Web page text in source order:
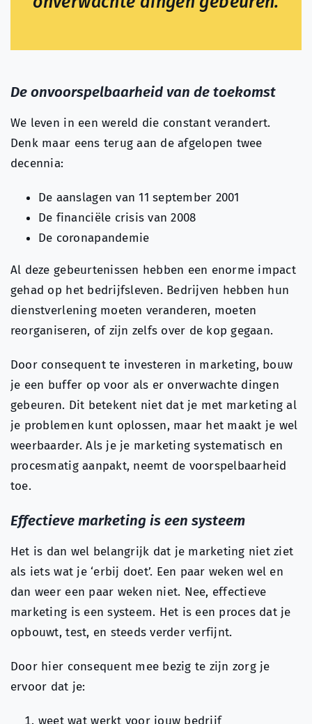
De onvoorspelbaarheid van de toekomst
We leven in een wereld die constant verandert.
Denk maar eens terug aan de afgelopen twee
decennia:
De aanslagen van 11 september 2001
De financiële crisis van 2008
De coronapandemie
Al deze gebeurtenissen hebben een enorme impact
gehad op het bedrijfsleven. Bedrijven hebben hun
dienstverlening moeten veranderen, moeten
reorganiseren, of zijn zelfs over de kop gegaan.
Door consequent te investeren in marketing, bouw
je een buffer op voor als er onverwachte dingen
gebeuren. Dit betekent niet dat je met marketing al
je problemen kunt oplossen, maar het maakt je wel
weerbaarder. Als je je marketing systematisch en
procesmatig aanpakt, neemt de voorspelbaarheid
toe.
Effectieve marketing is een systeem
Het is dan wel belangrijk dat je marketing niet ziet
als iets wat je ‘erbij doet’. Een paar weken wel en
dan weer een paar weken niet. Nee, effectieve
marketing is een systeem. Het is een proces dat je
opbouwt, test, en steeds verder verfijnt.
Door hier consequent mee bezig te zijn zorg je
ervoor dat je: